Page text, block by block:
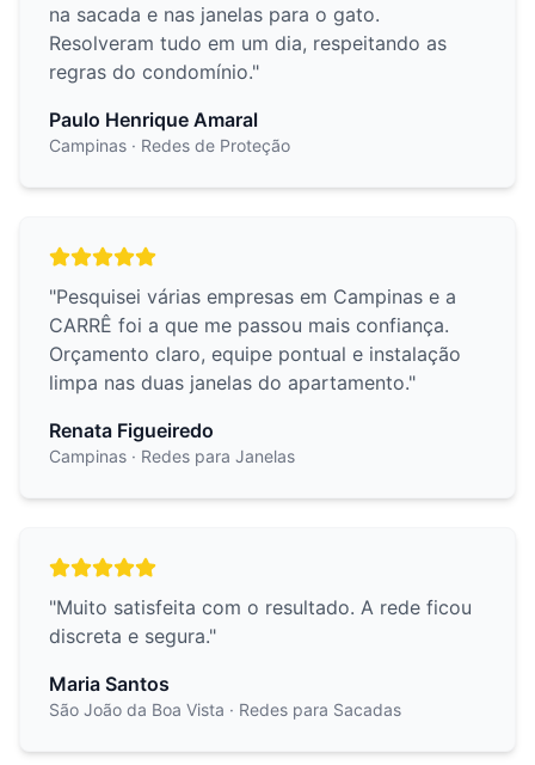
na sacada e nas janelas para o gato.
Resolveram tudo em um dia, respeitando as
regras do condomínio."
Paulo Henrique Amaral
Campinas · Redes de Proteção
"Pesquisei várias empresas em Campinas e a
CARRÊ foi a que me passou mais confiança.
Orçamento claro, equipe pontual e instalação
limpa nas duas janelas do apartamento."
Renata Figueiredo
Campinas · Redes para Janelas
"Muito satisfeita com o resultado. A rede ficou
discreta e segura."
Maria Santos
São João da Boa Vista · Redes para Sacadas